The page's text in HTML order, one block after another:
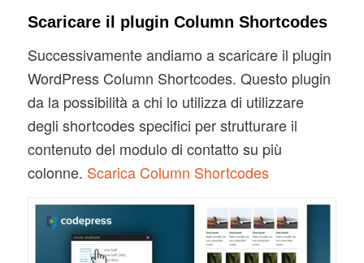
Scaricare il plugin Column Shortcodes
Successivamente andiamo a scaricare il plugin
WordPress Column Shortcodes. Questo plugin
da la possibilità a chi lo utilizza di utilizzare
degli shortcodes specifici per strutturare il
contenuto del modulo di contatto su più
colonne. Scarica Column Shortcodes